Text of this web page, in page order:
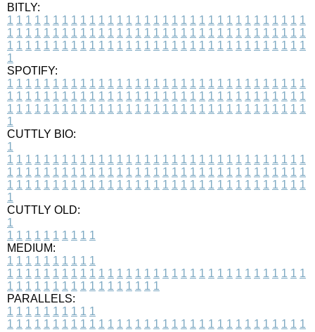
BITLY:
1 1 1 1 1 1 1 1 1 1 1 1 1 1 1 1 1 1 1 1 1 1 1 1 1 1 1 1 1 1 1 1 1
1 1 1 1 1 1 1 1 1 1 1 1 1 1 1 1 1 1 1 1 1 1 1 1 1 1 1 1 1 1 1 1 1
1 1 1 1 1 1 1 1 1 1 1 1 1 1 1 1 1 1 1 1 1 1 1 1 1 1 1 1 1 1 1 1 1
1
SPOTIFY:
1 1 1 1 1 1 1 1 1 1 1 1 1 1 1 1 1 1 1 1 1 1 1 1 1 1 1 1 1 1 1 1 1
1 1 1 1 1 1 1 1 1 1 1 1 1 1 1 1 1 1 1 1 1 1 1 1 1 1 1 1 1 1 1 1 1
1 1 1 1 1 1 1 1 1 1 1 1 1 1 1 1 1 1 1 1 1 1 1 1 1 1 1 1 1 1 1 1 1
1
CUTTLY BIO:
1
1 1 1 1 1 1 1 1 1 1 1 1 1 1 1 1 1 1 1 1 1 1 1 1 1 1 1 1 1 1 1 1 1
1 1 1 1 1 1 1 1 1 1 1 1 1 1 1 1 1 1 1 1 1 1 1 1 1 1 1 1 1 1 1 1 1
1 1 1 1 1 1 1 1 1 1 1 1 1 1 1 1 1 1 1 1 1 1 1 1 1 1 1 1 1 1 1 1 1
1
CUTTLY OLD:
1
1 1 1 1 1 1 1 1 1 1
MEDIUM:
1 1 1 1 1 1 1 1 1 1
1 1 1 1 1 1 1 1 1 1 1 1 1 1 1 1 1 1 1 1 1 1 1 1 1 1 1 1 1 1 1 1 1
1 1 1 1 1 1 1 1 1 1 1 1 1 1 1 1 1
PARALLELS:
1 1 1 1 1 1 1 1 1 1
1 1 1 1 1 1 1 1 1 1 1 1 1 1 1 1 1 1 1 1 1 1 1 1 1 1 1 1 1 1 1 1 1